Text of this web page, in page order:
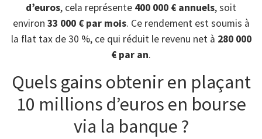
d’euros, cela représente 400 000 € annuels, soit
environ 33 000 € par mois. Ce rendement est soumis à
la flat tax de 30 %, ce qui réduit le revenu net à 280 000
€ par an.
Quels gains obtenir en plaçant
10 millions d’euros en bourse
via la banque ?